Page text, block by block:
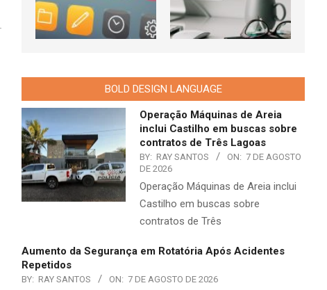
BOLD DESIGN LANGUAGE
Operação Máquinas de Areia
inclui Castilho em buscas sobre
contratos de Três Lagoas
BY: RAY SANTOS ON: 7 DE AGOSTO
DE 2026
Operação Máquinas de Areia inclui
Castilho em buscas sobre
contratos de Três
Aumento da Segurança em Rotatória Após Acidentes
Repetidos
BY: RAY SANTOS ON: 7 DE AGOSTO DE 2026